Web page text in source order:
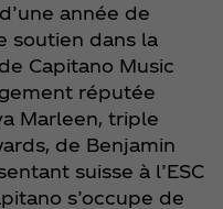
année de
soutien dans la
Capitano Music
réputée
Marleen, triple
de Benjamin
suisse à l’ESC
s’occupe de